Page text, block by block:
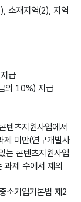
소재지역(2), 지역
급
의 10%) 지급
텐츠지원사업에서
제 미만(연구개발사
는 콘텐츠지원사업
제 수에서 제외
소기업기본법 제2